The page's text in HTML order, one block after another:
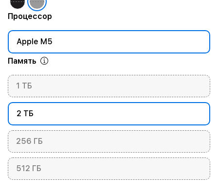
Процессор
Apple M5
Память
1 ТБ
2 ТБ
256 ГБ
512 ГБ